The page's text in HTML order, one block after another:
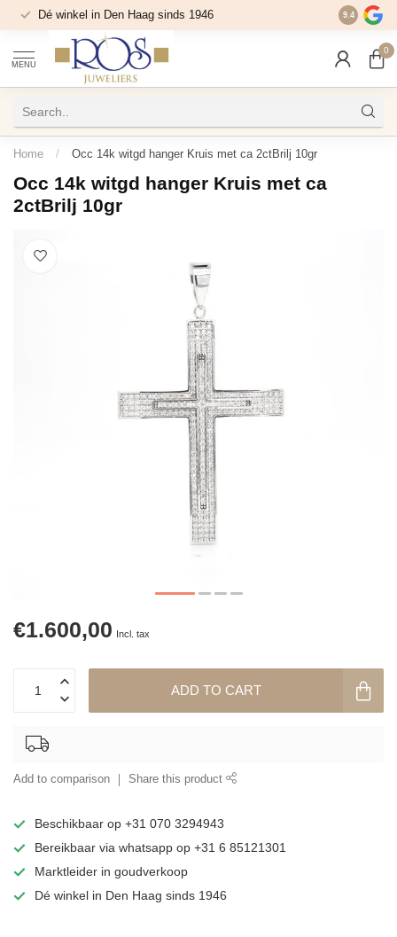
Dé winkel in Den Haag sinds 1946 9.4
MENU
0
Home / Occ 14k witgd hanger Kruis met ca 2ctBrilj 10gr
Occ 14k witgd hanger Kruis met ca
2ctBrilj 10gr
€1.600,00 Incl. tax
ADD TO CART
Add to comparison Share this product
Beschikbaar op +31 070 3294943
Bereikbaar via whatsapp op +31 6 85121301
Marktleider in goudverkoop
Dé winkel in Den Haag sinds 1946